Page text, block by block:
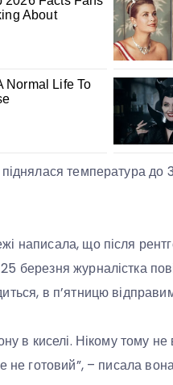
температура до
написала, що після
березня журналістка
в п’ятницю
в киселі. Нікому тому
готовий”, – писала